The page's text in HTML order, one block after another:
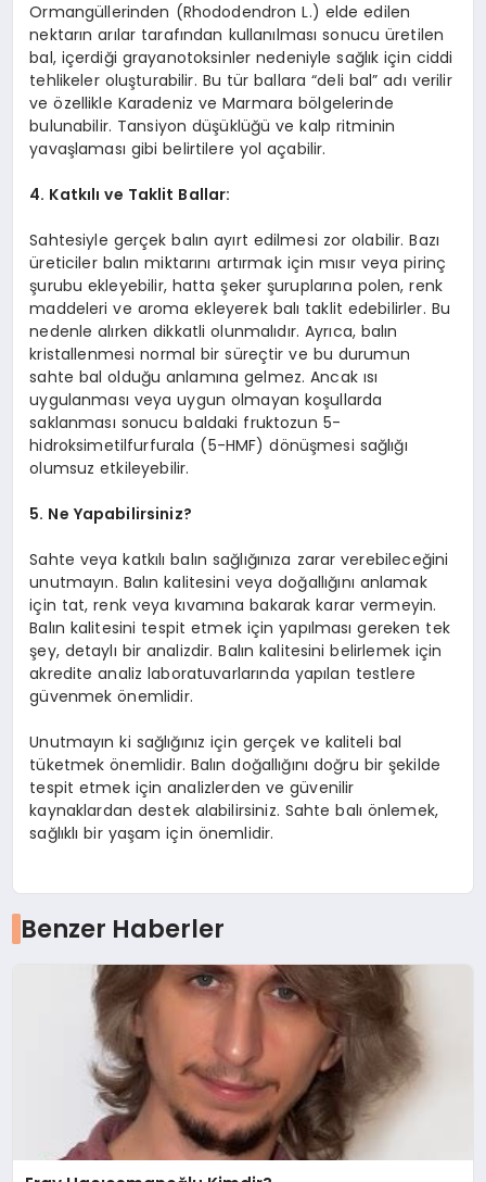
Ormangüllerinden (Rhododendron L.) elde edilen
nektarın arılar tarafından kullanılması sonucu üretilen
bal, içerdiği grayanotoksinler nedeniyle sağlık için ciddi
tehlikeler oluşturabilir. Bu tür ballara “deli bal” adı verilir
ve özellikle Karadeniz ve Marmara bölgelerinde
bulunabilir. Tansiyon düşüklüğü ve kalp ritminin
yavaşlaması gibi belirtilere yol açabilir.
4. Katkılı ve Taklit Ballar:
Sahtesiyle gerçek balın ayırt edilmesi zor olabilir. Bazı
üreticiler balın miktarını artırmak için mısır veya pirinç
şurubu ekleyebilir, hatta şeker şuruplarına polen, renk
maddeleri ve aroma ekleyerek balı taklit edebilirler. Bu
nedenle alırken dikkatli olunmalıdır. Ayrıca, balın
kristallenmesi normal bir süreçtir ve bu durumun
sahte bal olduğu anlamına gelmez. Ancak ısı
uygulanması veya uygun olmayan koşullarda
saklanması sonucu baldaki fruktozun 5-
hidroksimetilfurfurala (5-HMF) dönüşmesi sağlığı
olumsuz etkileyebilir.
5. Ne Yapabilirsiniz?
Sahte veya katkılı balın sağlığınıza zarar verebileceğini
unutmayın. Balın kalitesini veya doğallığını anlamak
için tat, renk veya kıvamına bakarak karar vermeyin.
Balın kalitesini tespit etmek için yapılması gereken tek
şey, detaylı bir analizdir. Balın kalitesini belirlemek için
akredite analiz laboratuvarlarında yapılan testlere
güvenmek önemlidir.
Unutmayın ki sağlığınız için gerçek ve kaliteli bal
tüketmek önemlidir. Balın doğallığını doğru bir şekilde
tespit etmek için analizlerden ve güvenilir
kaynaklardan destek alabilirsiniz. Sahte balı önlemek,
sağlıklı bir yaşam için önemlidir.
Benzer Haberler